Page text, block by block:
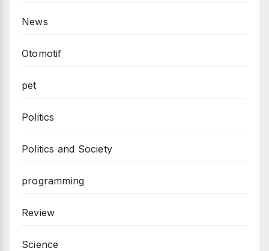
News
Otomotif
pet
Politics
Politics and Society
programming
Review
Science